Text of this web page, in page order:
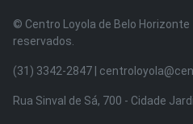
© Centro Loyola de Belo Horizonte
reservados.
(31) 3342-2847 |
Rua Sinval de Sá, 700 - Cidade